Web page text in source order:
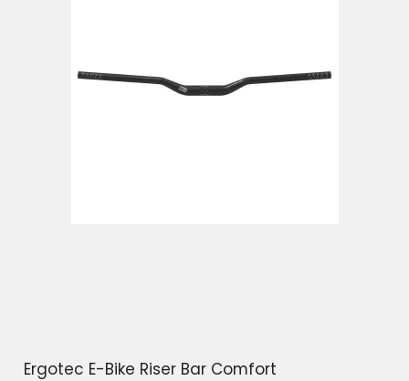
Ergotec E-Bike Riser Bar Comfort